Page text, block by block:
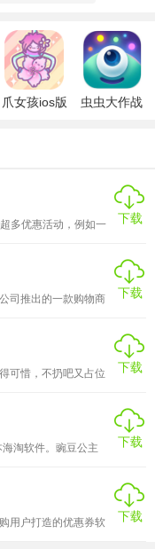
美食，同时具备详细
人;
，为美好生活而生，
!它包含了许多网友推
实用性信息平台，给
红食物一键搜索，各
;
用户通过软件了解更
。
爪女孩ios版
虫虫大作战
多优惠活动，例如一
。软件中的商品分类
服饰、母婴、鞋包、
美价廉的优质商品。
以让您随心领。喜欢
下载
司推出的一款购物商
量不打折。省钱快报
键查询需要的商品，
外，软件还提供专属
后方面的问题，都可
下载
可惜，不扔吧又占位
力于让用户买卖闲置
些你平时用不到的小
到的钱去买你喜欢的
检，因此质量问题还
下载
淘软件。豌豆公主
格优势的日本商品。
还是母婴用品，都能
有100位专业的日本
试用后进行产品的推
下载
用户打造的优惠券软
下载